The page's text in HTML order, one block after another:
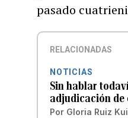
pasado
RELACIONADAS
NOTICIAS
Sin hablar
adjudicación de
Por Gloria Ruiz